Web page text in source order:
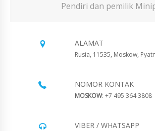
Pendiri dan pemilik
ALAMAT
Rusia, 11535, Moskow,
NOMOR KONTAK
MOSKOW: +7 495 364 3808
VIBER / WHATSAPP